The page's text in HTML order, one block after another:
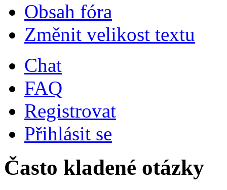
Obsah fóra
Změnit velikost textu
Chat
FAQ
Registrovat
Přihlásit se
Často kladené otázky